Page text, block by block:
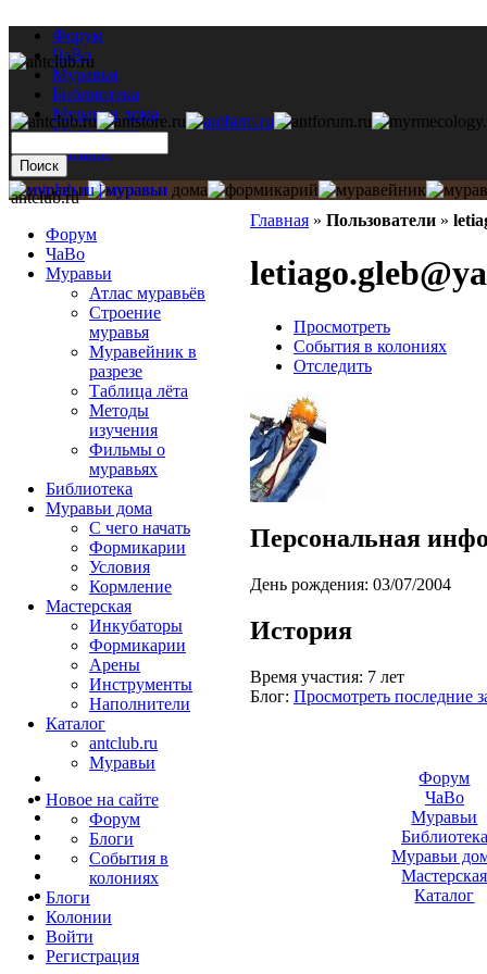
Форум
ЧаВо
Муравьи
Библиотека
Муравьи дома
Мастерская
Каталог
Главная » Пользователи »
Просмотреть
События в колониях
Отследить
Персональная
День рождения: 03/07/2004
История
Время участия: 7 лет
Блог: Просмотреть последние
antclub.ru
Форум
ЧаВо
Муравьи
Атлас муравьёв
Строение
муравья
Муравейник в
разрезе
Таблица лёта
Методы
изучения
Фильмы о
муравьях
Библиотека
Муравьи дома
С чего начать
Формикарии
Условия
Кормление
Мастерская
Инкубаторы
Формикарии
Арены
Инструменты
Наполнители
Каталог
antclub.ru
Муравьи
Новое на сайте
Форум
Блоги
События в
колониях
Блоги
Колонии
Войти
Peгиcтpaция
Форум
ЧаВо
Муравьи
Библиотека
Муравьи
Мастерская
Каталог